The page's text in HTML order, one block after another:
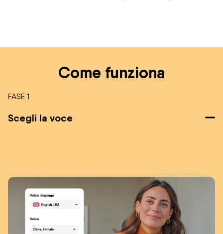
Come funziona
FASE 1
Scegli la voce